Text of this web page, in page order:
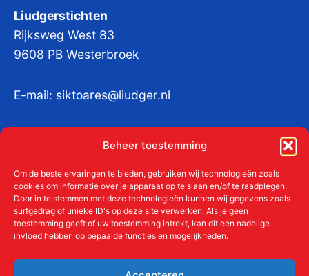
Beheer toestemming
Om de beste ervaringen te bieden, gebruiken wij technologieën zoals
cookies om informatie over je apparaat op te slaan en/of te raadplegen.
Door in te stemmen met deze technologieën kunnen wij gegevens zoals
surfgedrag of unieke ID's op deze site verwerken. Als je geen
toestemming geeft of uw toestemming intrekt, kan dit een nadelige
invloed hebben op bepaalde functies en mogelijkheden.
Liudgerstichten
Rijksweg West 83
9608 PB Westerbroek
E-mail: siktoares@liudger.nl
KvKnr:41011712
Meer over de Liudgerstichten
Aanmelden als donateur